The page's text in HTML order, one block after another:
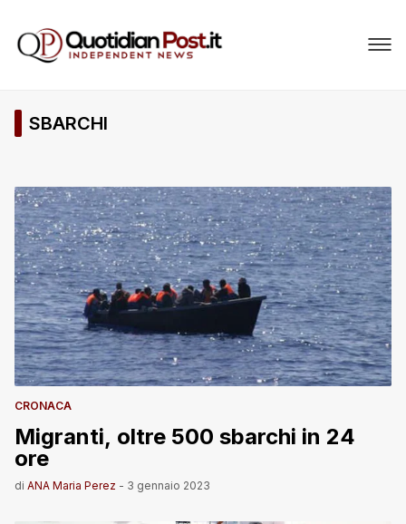
SBARCHI
CRONACA
Migranti, oltre 500 sbarchi in 24
ore
di ANA Maria Perez - 3 gennaio 2023